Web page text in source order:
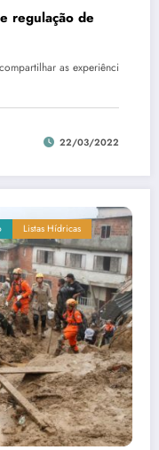
regulação de
as experiênci
22/03/2022
Listas Hídricas